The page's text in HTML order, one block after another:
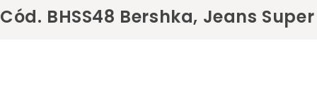
Cód. BHSS48 Bershka, Jeans